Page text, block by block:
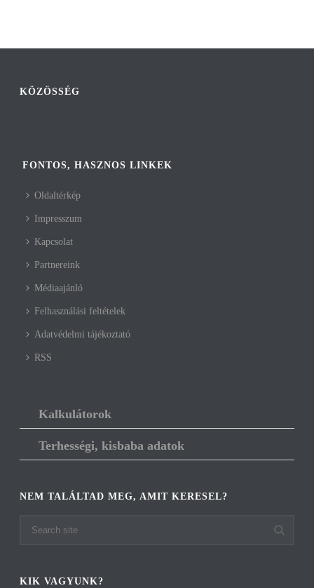
KÖZÖSSÉG
FONTOS, HASZNOS LINKEK
Oldaltérkép
Impresszum
Kapcsolat
Partnereink
Médiaajánló
Felhasználási feltételek
Adatvédelmi tájékoztató
RSS
Kalkulátorok
Terhességi, kisbaba adatok
NEM TALÁLTAD MEG, AMIT KERESEL?
KIK VAGYUNK?